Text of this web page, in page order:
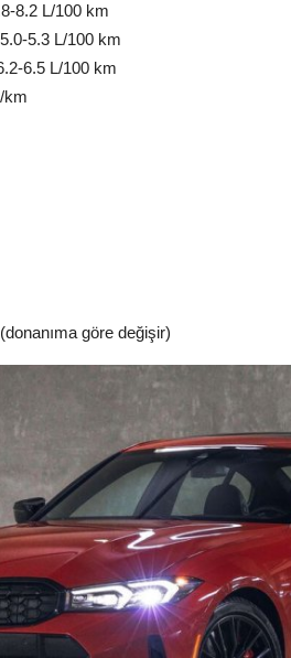
8.2 L/100 km
5.3 L/100 km
6.5 L/100 km
km
göre değişir)